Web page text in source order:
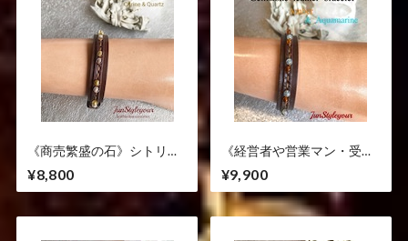
《商売繁盛の石》シトリン/
¥8,800
《経営者や営業マン・受験
組合せ》アンバー/アクアマ
リン
¥9,900